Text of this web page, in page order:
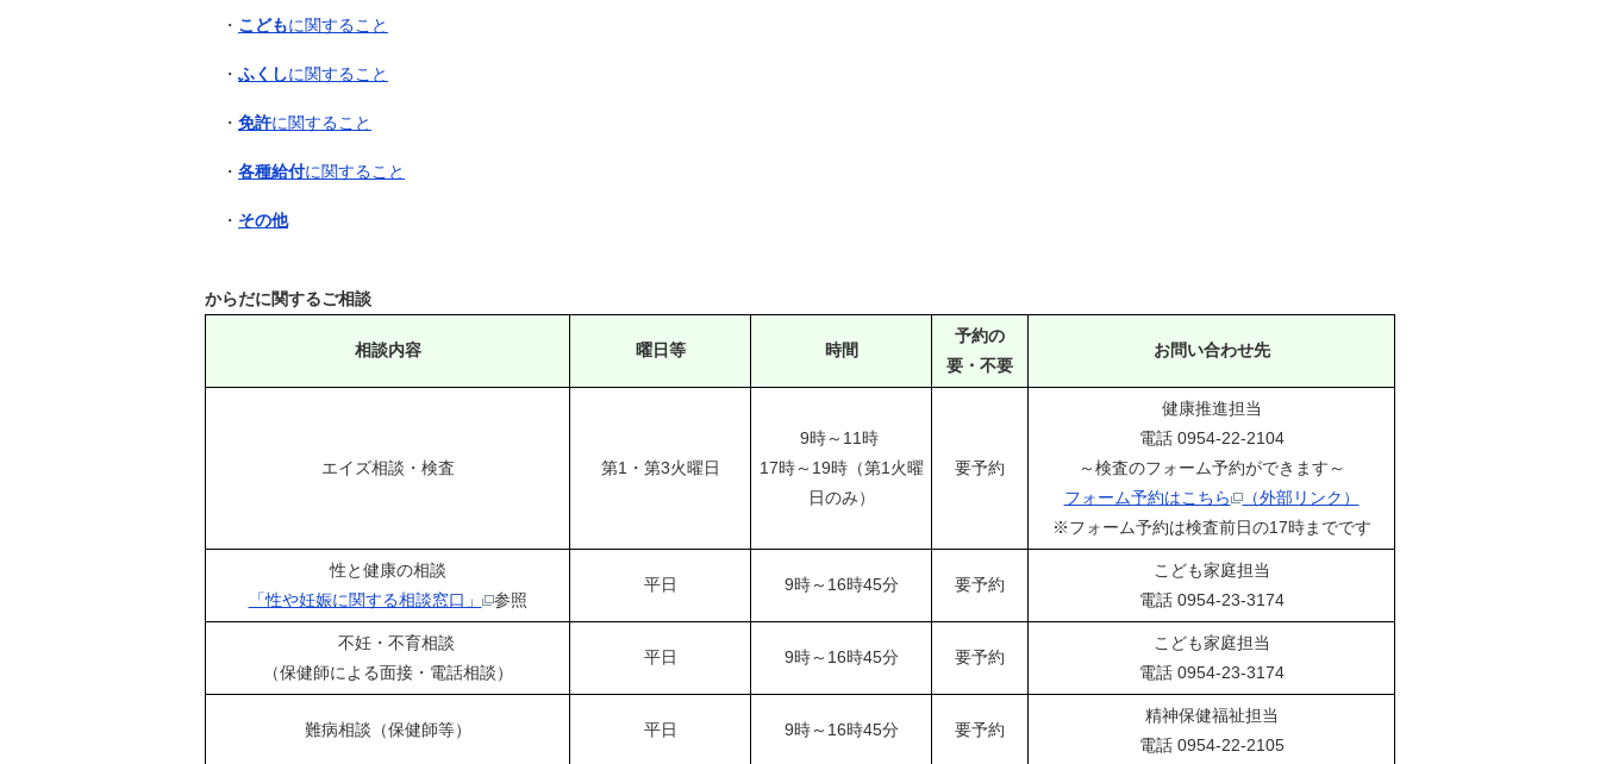
・ こどもに関すること
・ ふくしに関すること
・ 免許に関すること
・ 各種給付に関すること
・ その他
からだに関するご相談
相談内容 曜日等 時間
予約の
要・不要
お問い合わせ先
エイズ相談・検査 第1・第3火曜日
9時～11時
17時～19時（第1火曜
日のみ）
要予約
健康推進担当
電話 0954-22-2104
～検査のフォーム予約ができます～
フォーム予約はこちら
（外部リンク）
※フォーム予約は検査前日の17時までです
性と健康の相談
「性や妊娠に関する相談窓口」
参照
平日 9時～16時45分 要予約
こども家庭担当
電話 0954-23-3174
不妊・不育相談
（保健師による面接・電話相談）
平日 9時～16時45分 要予約
こども家庭担当
電話 0954-23-3174
難病相談（保健師等） 平日 9時～16時45分 要予約
精神保健福祉担当
電話 0954-22-2105